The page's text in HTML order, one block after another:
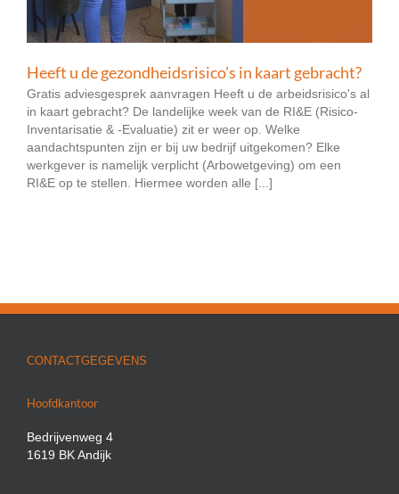
Heeft u de gezondheidsrisico’s in kaart gebracht?
Gratis adviesgesprek aanvragen Heeft u de arbeidsrisico's al
in kaart gebracht? De landelijke week van de RI&E (Risico-
Inventarisatie & -Evaluatie) zit er weer op. Welke
aandachtspunten zijn er bij uw bedrijf uitgekomen? Elke
werkgever is namelijk verplicht (Arbowetgeving) om een
RI&E op te stellen. Hiermee worden alle [...]
CONTACTGEGEVENS
Hoofdkantoor
Bedrijvenweg 4
1619 BK Andijk